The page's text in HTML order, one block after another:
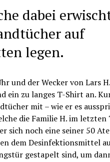
dabei
auf
legen.
und der Wecker von Lars
ein zu langes T-Shirt an.
mit – wie er es
die Familie H. im
sich noch eine seiner 50
dem Desinfektionsmittel
gestapelt sind, um